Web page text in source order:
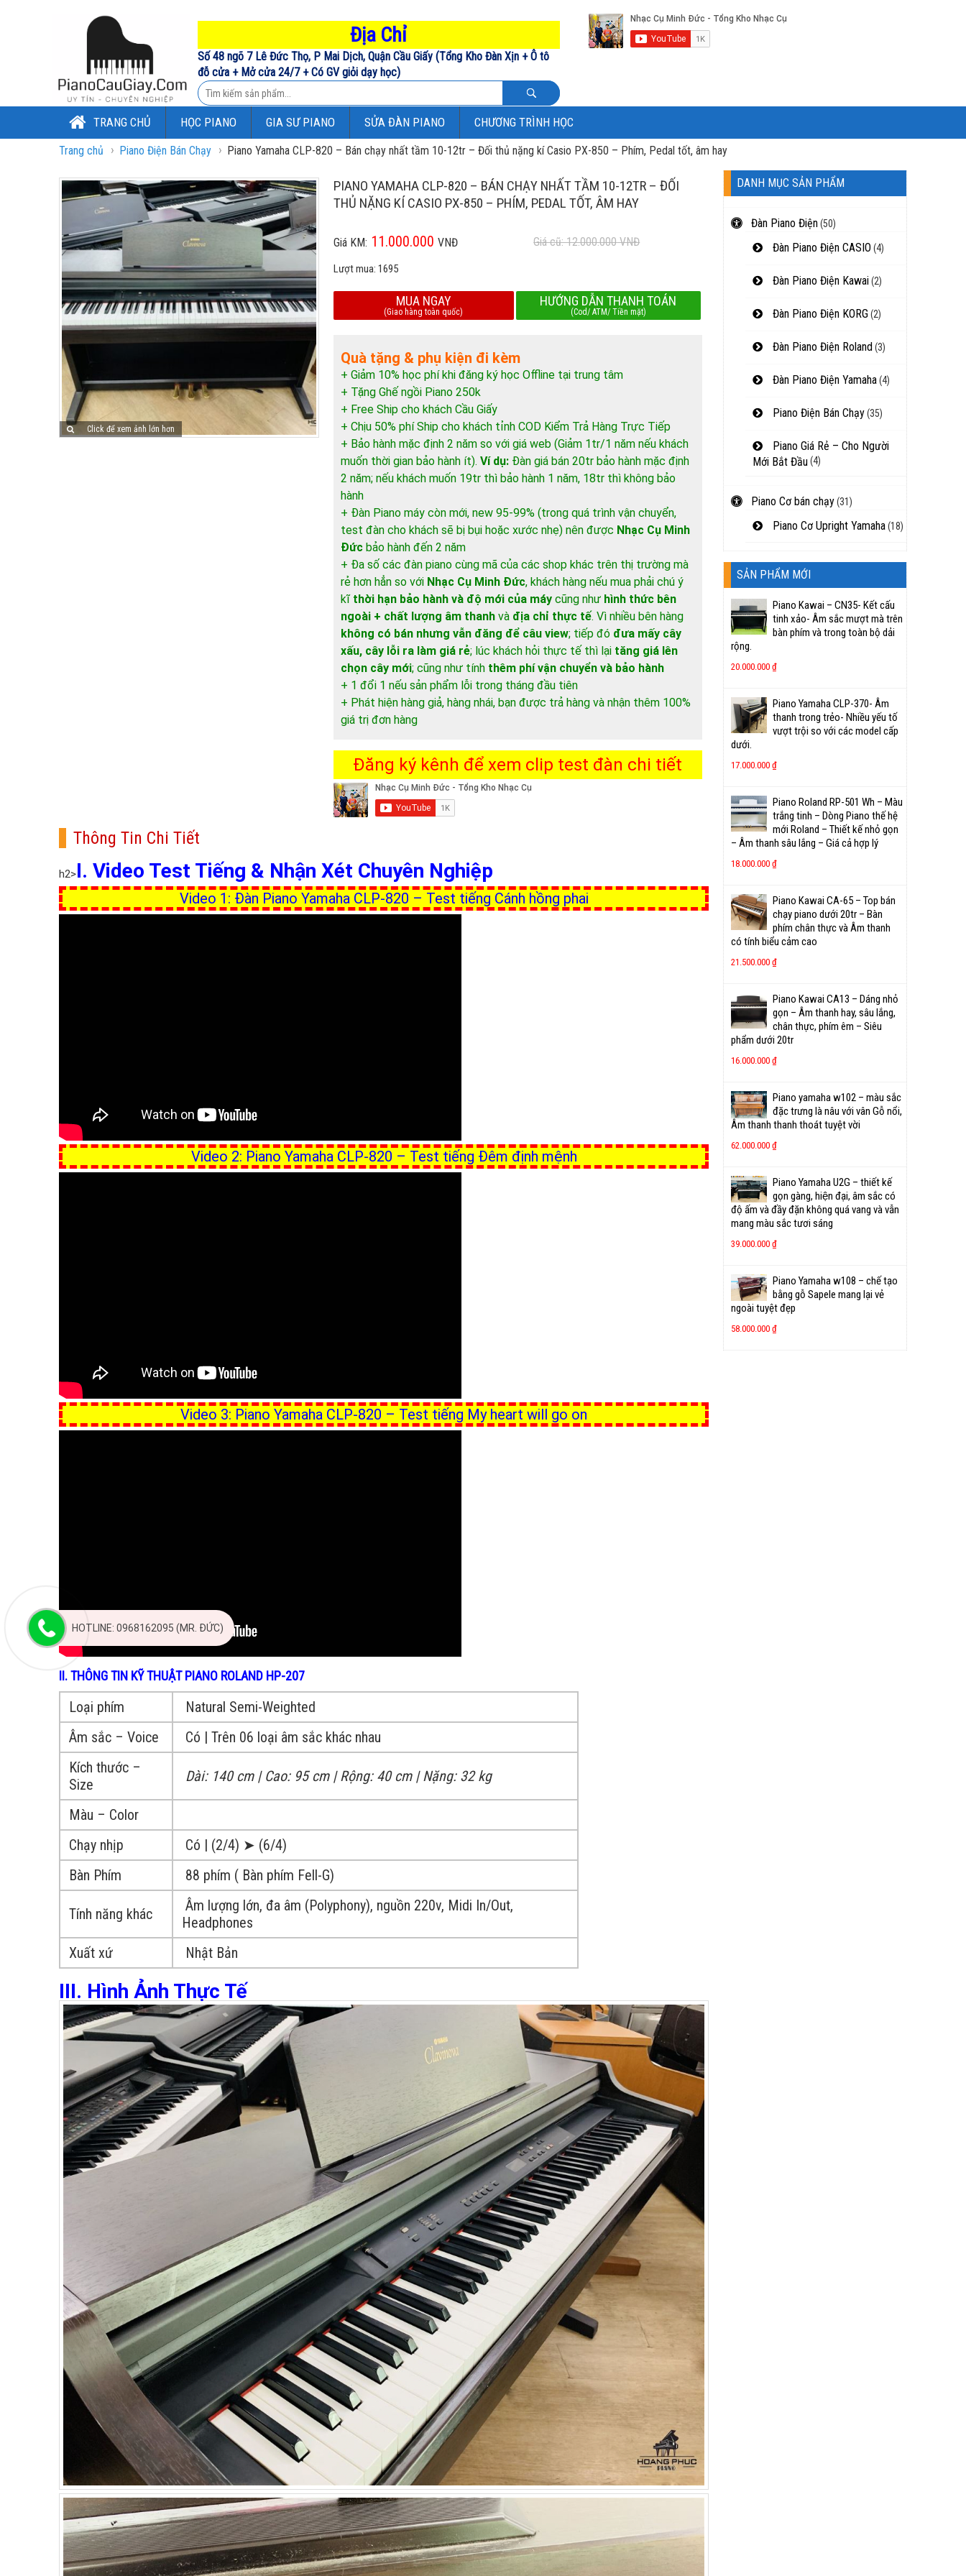
Địa Chỉ
Số 48 ngõ 7 Lê Đức Thọ, P Mai Dịch, Quận Cầu Giấy (Tổng Kho Đàn Xịn + Ô tô
đỗ cửa + Mở cửa 24/7 + Có GV giỏi dạy học)
TRANG CHỦ HỌC PIANO GIA SƯ PIANO SỬA ĐÀN PIANO CHƯƠNG TRÌNH HỌC
Trang chủ › Piano Điện Bán Chạy › Piano Yamaha CLP-820 – Bán chạy nhất tầm 10-12tr – Đối thủ nặng kí Casio PX-850 – Phím, Pedal tốt, âm hay
Click để xem ảnh lớn hơn
PIANO YAMAHA CLP-820 – BÁN CHẠY NHẤT TẦM 10-12TR – ĐỐI
THỦ NẶNG KÍ CASIO PX-850 – PHÍM, PEDAL TỐT, ÂM HAY
Giá KM: 11.000.000 VNĐ Giá cũ: 12.000.000VNĐ
Lượt mua: 1695
MUA NGAY
(Giao hàng toàn quốc)
HƯỚNG DẪN THANH TOÁN
(Cod/ ATM/ Tiền mặt)
Quà tặng & phụ kiện đi kèm
+ Giảm 10% học phí khi đăng ký học Offline tại trung tâm
+ Tặng Ghế ngồi Piano 250k
+ Free Ship cho khách Cầu Giấy
+ Chịu 50% phí Ship cho khách tỉnh COD Kiểm Trả Hàng Trực Tiếp
+ Bảo hành mặc định 2 năm so với giá web (Giảm 1tr/1 năm nếu khách
muốn thời gian bảo hành ít). Ví dụ:Đàn giá bán 20tr bảo hành mặc định
2 năm; nếu khách muốn 19tr thì bảo hành 1 năm, 18tr thì không bảo
hành
+ Đàn Piano máy còn mới, new 95-99% (trong quá trình vận chuyển,
test đàn cho khách sẽ bị bụi hoặc xước nhẹ) nên được Nhạc Cụ Minh
Đứcbảo hành đến 2 năm
+ Đa số các đàn piano cùng mã của các shop khác trên thị trường mà
rẻ hơn hẳn so với Nhạc Cụ Minh Đức, khách hàng nếu mua phải chú ý
kĩ thời hạn bảo hành và độ mới của máycũng như hình thức bên
ngoài + chất lượng âm thanhvà địa chỉ thực tế. Vì nhiều bên hàng
không có bán nhưng vẫn đăng để câu view; tiếp đó đưa mấy cây
xấu, cây lỗi ra làm giá rẻ; lúc khách hỏi thực tế thì lại tăng giá lên
chọn cây mới; cũng như tính thêm phí vận chuyển và bảo hành
+ 1 đổi 1 nếu sản phẩm lỗi trong tháng đầu tiên
+ Phát hiện hàng giả, hàng nhái, bạn được trả hàng và nhận thêm 100%
giá trị đơn hàng
Đăng ký kênh để xem clip test đàn chi tiết
Thông Tin Chi Tiết
h2>I. Video Test Tiếng & Nhận Xét Chuyên Nghiệp
Video 1: Đàn Piano Yamaha CLP-820 – Test tiếng Cánh hồng phai
Video 2: Piano Yamaha CLP-820 – Test tiếng Đêm định mệnh
Video 3: Piano Yamaha CLP-820 – Test tiếng My heart will go on
II. THÔNG TIN KỸ THUẬT PIANO ROLAND HP-207
Loại phím
Natural Semi-Weighted
Âm sắc – Voice
Có | Trên 06 loại âm sắc khác nhau
Kích thước –
Size
Dài: 140 cm | Cao: 95 cm | Rộng: 40 cm | Nặng: 32 kg
Màu – Color
Chạy nhịp
Có | (2/4) ➤ (6/4)
Bàn Phím
88 phím ( Bàn phím Fell-G)
Tính năng khác
Âm lượng lớn, đa âm (Polyphony), nguồn 220v, Midi In/Out,
Headphones
Xuất xứ
Nhật Bản
III. Hình Ảnh Thực Tế
DANH MỤC SẢN PHẨM
Đàn Piano Điện(50)
Đàn Piano Điện CASIO(4)
Đàn Piano Điện Kawai(2)
Đàn Piano Điện KORG(2)
Đàn Piano Điện Roland(3)
Đàn Piano Điện Yamaha(4)
Piano Điện Bán Chạy(35)
Piano Giá Rẻ – Cho Người
Mới Bắt Đầu(4)
Piano Cơ bán chạy(31)
Piano Cơ Upright Yamaha(18)
SẢN PHẨM MỚI
Piano Kawai – CN35- Kết cấu
tinh xảo- Âm sắc mượt mà trên
bàn phím và trong toàn bộ dải
rộng.
20.000.000 ₫
Piano Yamaha CLP-370- Âm
thanh trong trẻo- Nhiều yếu tố
vượt trội so với các model cấp
dưới.
17.000.000 ₫
Piano Roland RP-501 Wh – Màu
trắng tinh – Dòng Piano thế hệ
mới Roland – Thiết kế nhỏ gọn
– Âm thanh sâu lắng – Giá cả hợp lý
18.000.000 ₫
Piano Kawai CA-65 – Top bán
chạy piano dưới 20tr – Bàn
phím chân thực và Âm thanh
có tính biểu cảm cao
21.500.000 ₫
Piano Kawai CA13 – Dáng nhỏ
gọn – Âm thanh hay, sâu lắng,
chân thực, phím êm – Siêu
phẩm dưới 20tr
16.000.000 ₫
Piano yamaha w102 – màu sắc
đặc trưng là nâu với vân Gỗ nổi,
Âm thanh thanh thoát tuyệt vời
62.000.000 ₫
Piano Yamaha U2G – thiết kế
gọn gàng, hiện đại, âm sắc có
độ ấm và đầy đặn không quá vang và vẫn
mang màu sắc tươi sáng
39.000.000 ₫
Piano Yamaha w108 – chế tạo
bằng gỗ Sapele mang lại vẻ
ngoài tuyệt đẹp
58.000.000 ₫
HOTLINE: 0968162095 (MR. ĐỨC)